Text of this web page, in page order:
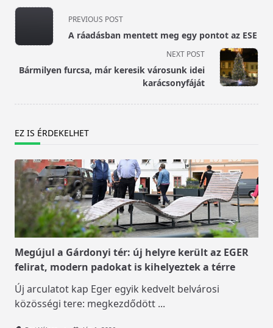
<span
class="nav-
subtitle
reader-
PREVIOUS POST
A ráadásban mentett meg egy pontot az ESE
NEXT POST
Bármilyen furcsa, már keresik városunk idei
karácsonyfáját
EZ IS ÉRDEKELHET
Megújul a Gárdonyi tér: új helyre került az EGER
felirat, modern padokat is kihelyeztek a térre
Új arculatot kap Eger egyik kedvelt belvárosi
közösségi tere: megkezdődött ...